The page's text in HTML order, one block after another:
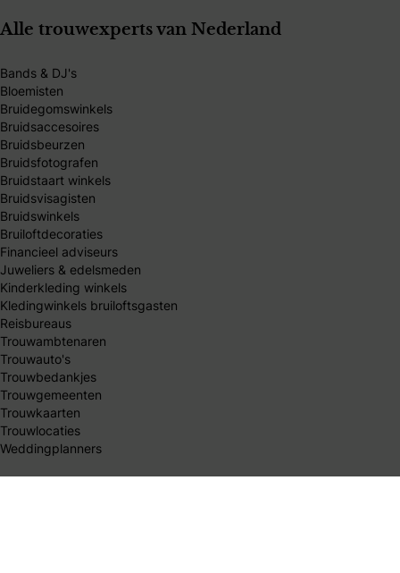
Alle trouwexperts van Nederland
Bands & DJ's
Bloemisten
Bruidegomswinkels
Bruidsaccesoires
Bruidsbeurzen
Bruidsfotografen
Bruidstaart winkels
Bruidsvisagisten
Bruidswinkels
Bruiloftdecoraties
Financieel adviseurs
Juweliers & edelsmeden
Kinderkleding winkels
Kledingwinkels bruiloftsgasten
Reisbureaus
Trouwambtenaren
Trouwauto's
Trouwbedankjes
Trouwgemeenten
Trouwkaarten
Trouwlocaties
Weddingplanners